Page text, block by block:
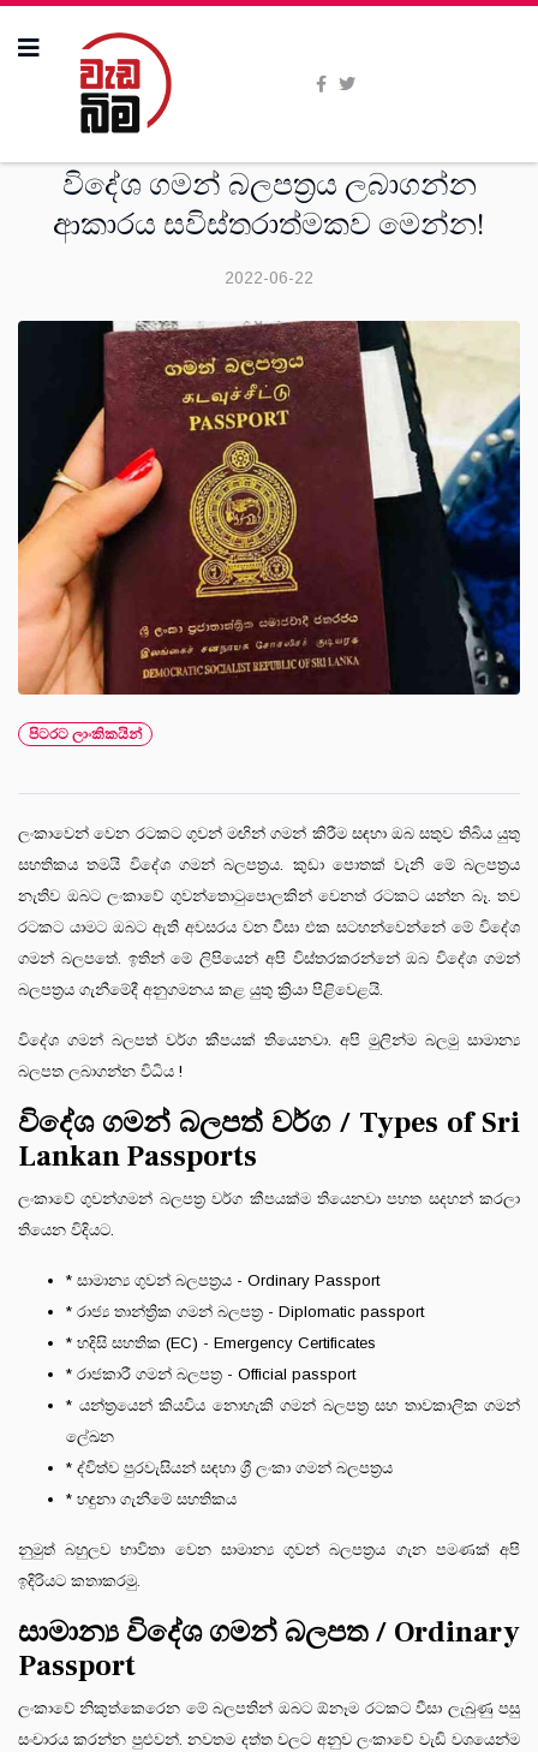
විදේශ ගමන් බලපත්‍රය ලබාගන්න
ආකාරය සවිස්තරාත්මකව මෙන්න!
2022-06-22
පිටරට ලාංකිකයින්
ලංකාවෙන් වෙන රටකට ගුවන් මඟින් ගමන් කිරීම සඳහා ඔබ සතුව තිබිය යුතු
සහතිකය තමයි විදේශ ගමන් බලපත්‍රය. කුඩා පොතක් වැනි මේ බලපත්‍රය
නැතිව ඔබට ලංකාවේ ගුවන්තොටුපොලකින් වෙනත් රටකට යන්න බෑ. තව
රටකට යාමට ඔබට ඇති අවසරය වන වීසා එක සටහන්වෙන්නේ මේ විදේශ
ගමන් බලපතේ. ඉතින් මේ ලිපියෙන් අපි විස්තරකරන්නේ ඔබ විදේශ ගමන්
බලපත්‍රය ගැනීමේදී අනුගමනය කළ යුතු ක්‍රියා පිළිවෙළයි.
විදේශ ගමන් බලපත් වර්ග කීපයක් තියෙනවා. අපි මුලින්ම බලමු සාමාන්‍ය
බලපත ලබාගන්න විධිය !
විදේශ ගමන් බලපත් වර්ග / Types of Sri
Lankan Passports
ලංකාවේ ගුවන්ගමන් බලපත්‍ර වර්ග කීපයක්ම තියෙනවා පහත සදහන් කරලා
තියෙන විදියට.
* සාමාන්‍ය ගුවන් බලපත්‍රය - Ordinary Passport
* රාජ්‍ය තාන්ත්‍රික ගමන් බලපත්‍ර - Diplomatic passport
* හදිසි සහතික (EC) - Emergency Certificates
* රාජකාරී ගමන් බලපත්‍ර - Official passport
* යන්ත්‍රයෙන් කියවිය නොහැකි ගමන් බලපත්‍ර සහ තාවකාලික ගමන්
ලේඛන
* ද්විත්ව පුරවැසියන් සඳහා ශ්‍රී ලංකා ගමන් බලපත්‍රය
* හඳුනා ගැනීමේ සහතිකය
නුමුත් බහුලව භාවිතා වෙන සාමාන්‍ය ගුවන් බලපත්‍රය ගැන පමණක් අපි
ඉදිරියට කතාකරමු.
සාමාන්‍ය විදේශ ගමන් බලපත / Ordinary
Passport
ලංකාවේ නිකුත්කෙරෙන මේ බලපතින් ඔබට ඕනෑම රටකට වීසා ලැබුණු පසු
සංචාරය කරන්න පුළුවන්. නවතම දත්ත වලට අනුව ලංකාවේ වැඩි වශයෙන්ම